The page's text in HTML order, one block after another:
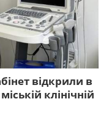
відкрили в
клінічній